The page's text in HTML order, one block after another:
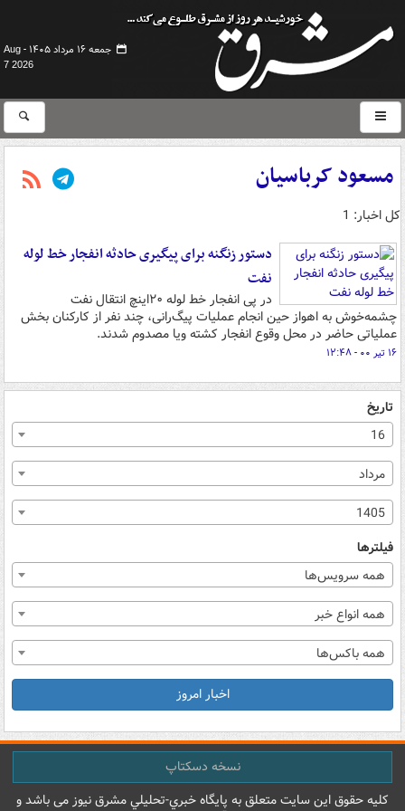
جمعه ۱۶ مرداد ۱۴۰۵ -
Aug
7 2026
مسعود کرباسیان
کل اخبار: 1
دستور زنگنه برای پیگیری حادثه انفجار خط لوله
نفت
در پی انفجار خط لوله ۲۰اینچ انتقال نفت
چشمه‌خوش به اهواز حین انجام عملیات پیگ‌رانی، چند نفر از کارکنان بخش
عملیاتی حاضر در محل وقوع انفجار کشته ویا مصدوم شدند.
۱۶ تیر ۰۰ - ۱۲:۴۸
تاریخ
16
مرداد
1405
فیلترها
همه سرویس‌ها
همه انواع خبر
همه باکس‌ها
اخبار امروز
نسخه دسکتاپ
کليه حقوق اين سايت متعلق به پایگاه خبري-تحليلي مشرق نيوز می باشد و